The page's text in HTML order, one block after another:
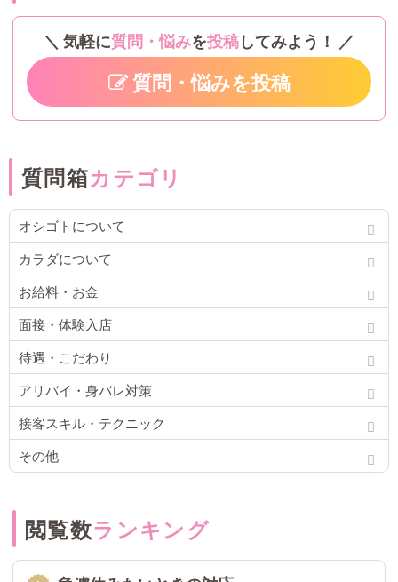
ん、教えていただきたいです。
気軽に質問・悩みを投稿 してみよう！
質問・悩みを投稿
質問箱カテゴリ
オシゴトについて
カラダについて
お給料・お金
面接・体験入店
待遇・こだわり
アリバイ・身バレ対策
接客スキル・テクニック
その他
閲覧数ランキング